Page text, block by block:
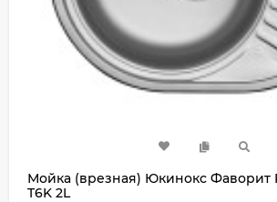
Мойка (врезная) Юкинокс Фаворит
T6K 2L